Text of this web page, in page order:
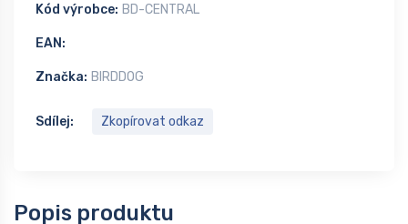
Kód výrobce: BD-CENTRAL
EAN:
Značka: BIRDDOG
Sdílej: Zkopírovat odkaz
Popis produktu